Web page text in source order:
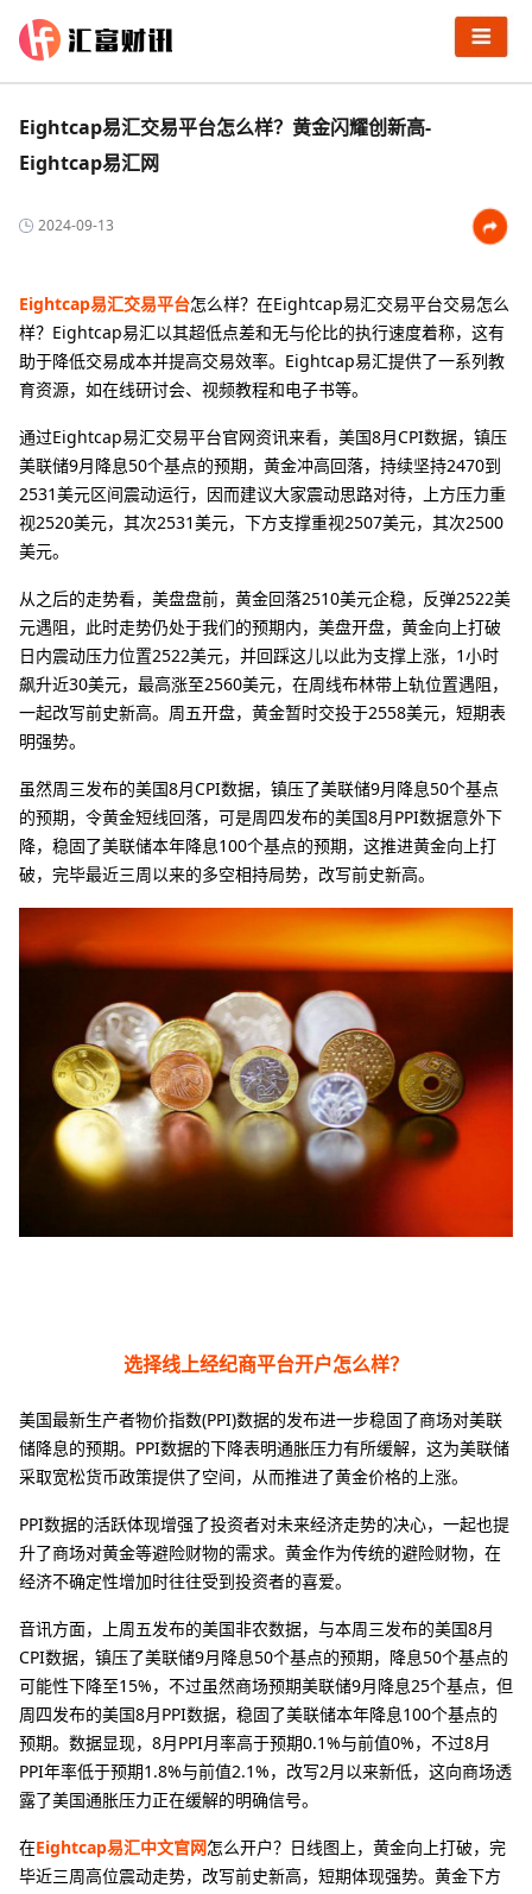
Eightcap易汇交易平台怎么样？黄金闪耀创新高-
Eightcap易汇网
2024-09-13
Eightcap易汇交易平台怎么样？在Eightcap易汇交易平台交易怎么
样？Eightcap易汇以其超低点差和无与伦比的执行速度着称，这有
助于降低交易成本并提高交易效率。Eightcap易汇提供了一系列教
育资源，如在线研讨会、视频教程和电子书等。
通过Eightcap易汇交易平台官网资讯来看，美国8月CPI数据，镇压
美联储9月降息50个基点的预期，黄金冲高回落，持续坚持2470到
2531美元区间震动运行，因而建议大家震动思路对待，上方压力重
视2520美元，其次2531美元，下方支撑重视2507美元，其次2500
美元。
从之后的走势看，美盘盘前，黄金回落2510美元企稳，反弹2522美
元遇阻，此时走势仍处于我们的预期内，美盘开盘，黄金向上打破
日内震动压力位置2522美元，并回踩这儿以此为支撑上涨，1小时
飙升近30美元，最高涨至2560美元，在周线布林带上轨位置遇阻，
一起改写前史新高。周五开盘，黄金暂时交投于2558美元，短期表
明强势。
虽然周三发布的美国8月CPI数据，镇压了美联储9月降息50个基点
的预期，令黄金短线回落，可是周四发布的美国8月PPI数据意外下
降，稳固了美联储本年降息100个基点的预期，这推进黄金向上打
破，完毕最近三周以来的多空相持局势，改写前史新高。
选择线上经纪商平台开户怎么样？
美国最新生产者物价指数(PPI)数据的发布进一步稳固了商场对美联
储降息的预期。PPI数据的下降表明通胀压力有所缓解，这为美联储
采取宽松货币政策提供了空间，从而推进了黄金价格的上涨。
PPI数据的活跃体现增强了投资者对未来经济走势的决心，一起也提
升了商场对黄金等避险财物的需求。黄金作为传统的避险财物，在
经济不确定性增加时往往受到投资者的喜爱。
音讯方面，上周五发布的美国非农数据，与本周三发布的美国8月
CPI数据，镇压了美联储9月降息50个基点的预期，降息50个基点的
可能性下降至15%，不过虽然商场预期美联储9月降息25个基点，但
周四发布的美国8月PPI数据，稳固了美联储本年降息100个基点的
预期。数据显现，8月PPI月率高于预期0.1%与前值0%，不过8月
PPI年率低于预期1.8%与前值2.1%，改写2月以来新低，这向商场透
露了美国通胀压力正在缓解的明确信号。
在Eightcap易汇中文官网怎么开户？日线图上，黄金向上打破，完
毕近三周高位震动走势，改写前史新高，短期体现强势。黄金下方